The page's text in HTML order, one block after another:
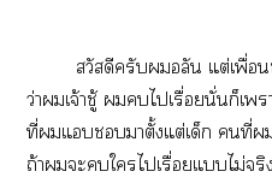
สวัสดีครับอลัน แต่เพื่อ
ว่าเจ้าชู้ ไเรื่อยนั่นก็เ
ที่แาตั้งแต่เด็ก คนที่
ถ้าะใไเรื่อยแไม่จริ